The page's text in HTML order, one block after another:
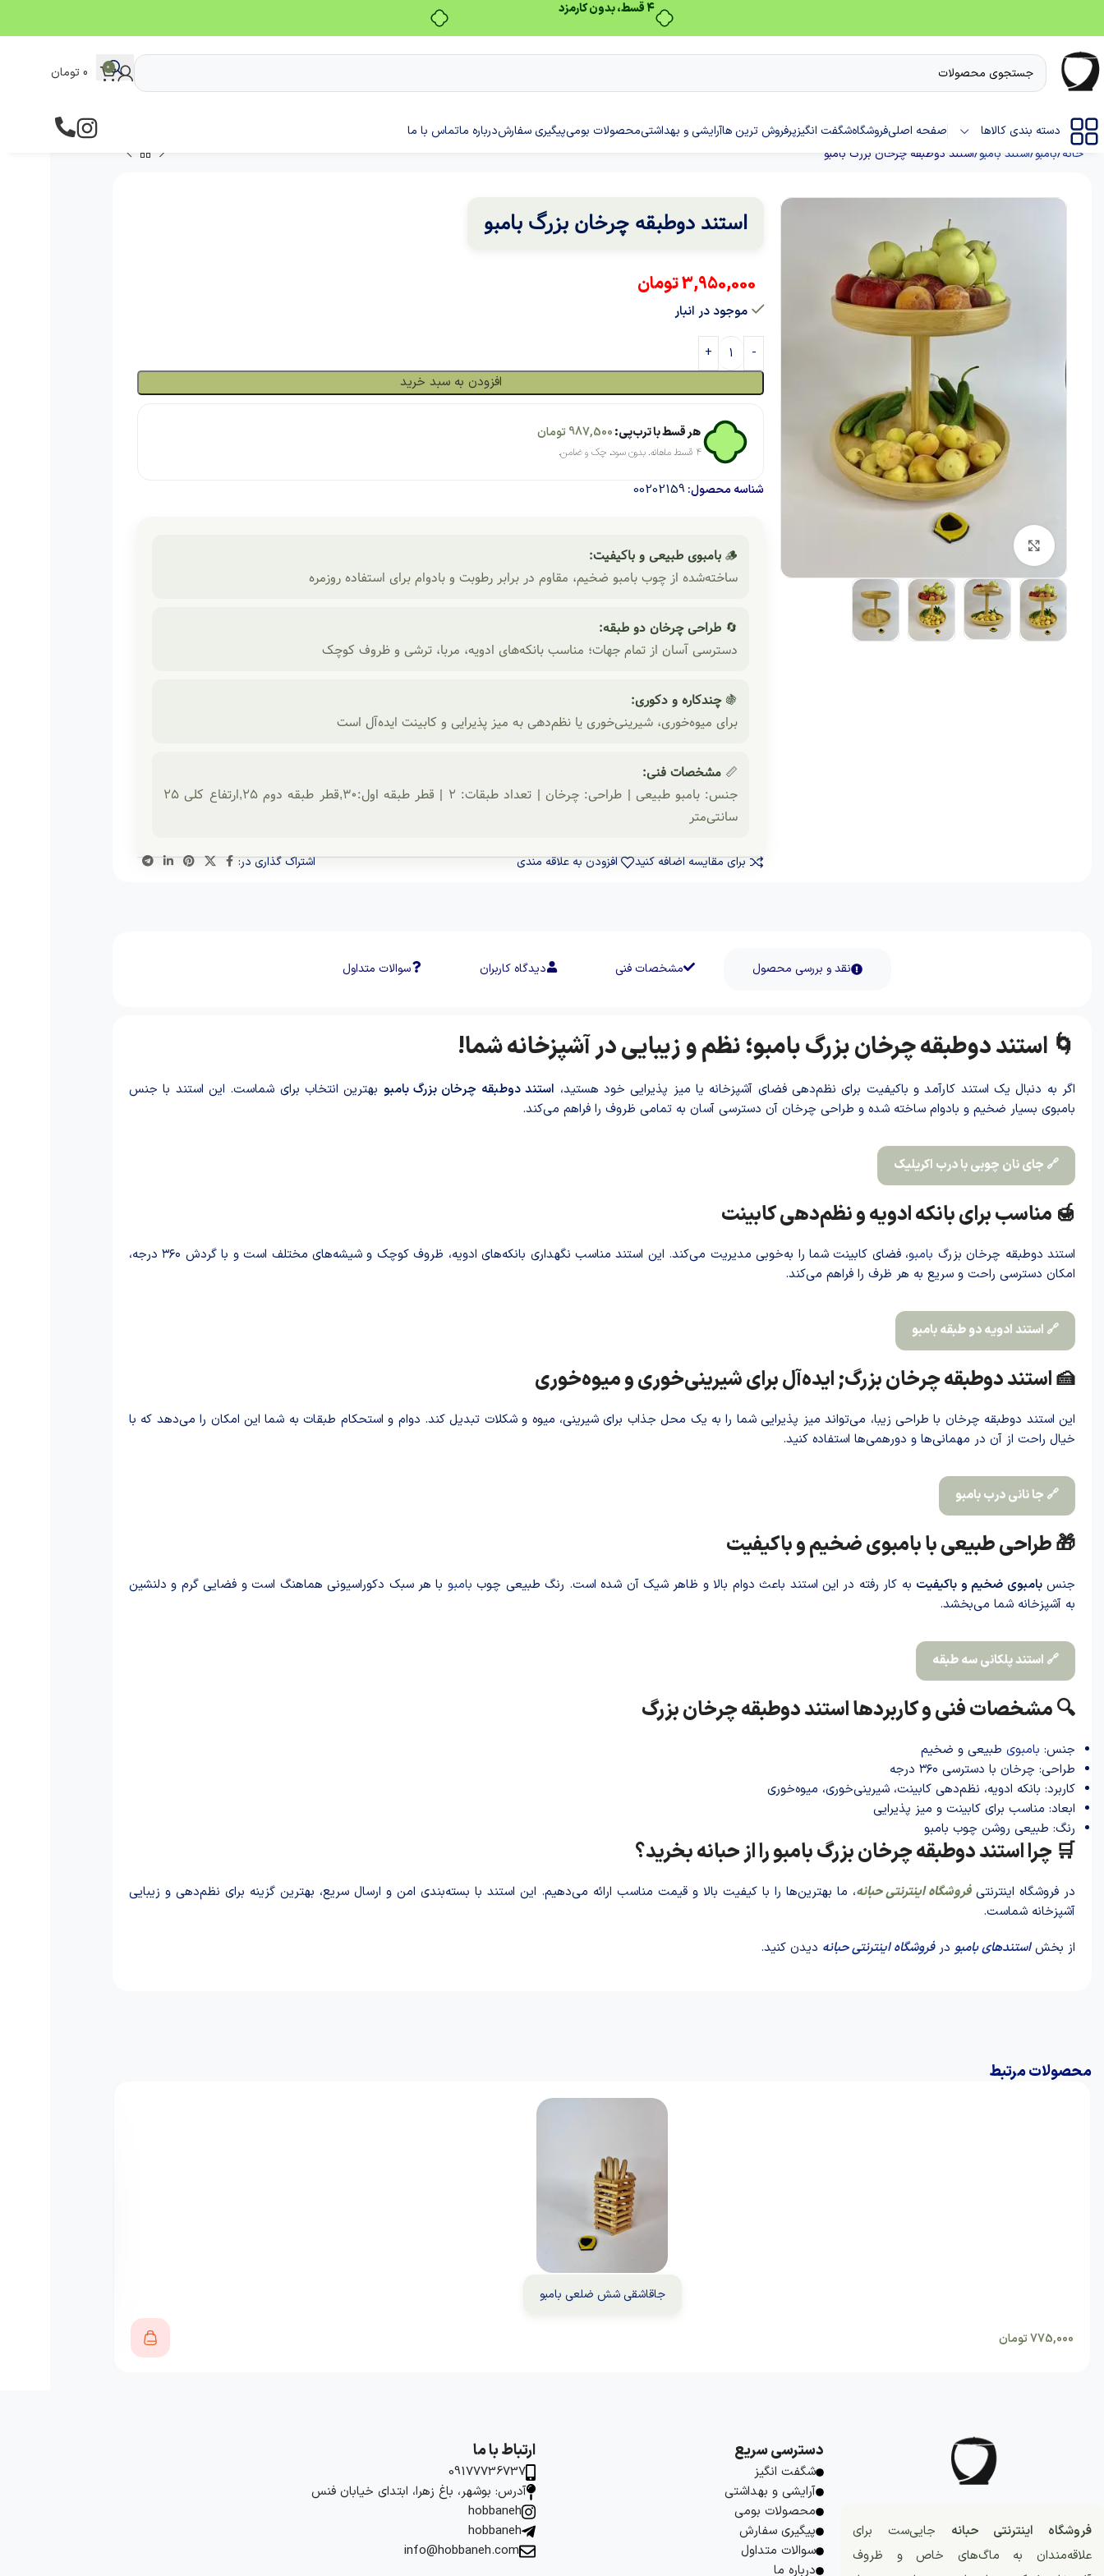
بدون ضامن، بدون سود
0
0 تومان
دسته بندی کالاها صفحه اصلیفروشگاهشگفت انگیزپرفروش ترین هاآرایشی و بهداشتیمحصولات بومیپیگیری سفارشدرباره ماتماس با ما
خانه بامبو استند بامبو استند دوطبقه چرخان بزرگ بامبو
برای بزرگنمایی کلیک کنید
استند دوطبقه چرخان بزرگ بامبو
3,950,000تومان
موجود در انبار
افزودن به سبد خرید
هر قسط با ترب‌پی:987,500تومان
۴ قسط ماهانه. بدون سود، چک و ضامن.
شناسه محصول: 00202159
🪵 بامبوی طبیعی و باکیفیت:
ساخته‌شده از چوب بامبو ضخیم، مقاوم در برابر رطوبت و بادوام برای استفاده روزمره
🔄 طراحی چرخان دو طبقه:
دسترسی آسان از تمام جهات؛ مناسب بانکه‌های ادویه، مربا، ترشی و ظروف کوچک
🍇چندکاره و دکوری:
برای میوه‌خوری، شیرینی‌خوری یا نظم‌دهی به میز پذیرایی و کابینت ایده‌آل است
📏 مشخصات فنی:
جنس: بامبو طبیعی | طراحی: چرخان | تعداد طبقات: 2 | قطر طبقه اول:30,قطر طبقه دوم 25,ارتفاع کلی 25
سانتی‌متر
برای مقایسه اضافه کنید افزودن به علاقه مندی اشتراک گذاری در:
نقد و بررسی محصول مشخصات فنی دیدگاه کاربران سوالات متداول
🌀 استند دوطبقه چرخان بزرگ بامبو؛ نظم و زیبایی در آشپزخانه شما!
اگر به دنبال یک استند کارآمد و باکیفیت برای نظم‌دهی فضای آشپزخانه یا میز پذیرایی خود هستید، استند دوطبقه چرخان بزرگ بامبو بهترین انتخاب برای شماست. این استند با جنس
بامبوی بسیار ضخیم و بادوام ساخته شده و طراحی چرخان آن دسترسی آسان به تمامی ظروف را فراهم می‌کند.
🔗 جای نان چوبی با درب اکریلیک
🍯 مناسب برای بانکه ادویه و نظم‌دهی کابینت
استند دوطبقه چرخان بزرگ بامبو
، فضای کابینت شما را به‌خوبی مدیریت می‌کند. این استند مناسب نگهداری بانکه‌های ادویه، ظروف کوچک و شیشه‌های مختلف است و با گردش ۳۶۰ درجه،
امکان دسترسی راحت و سریع به هر ظرف را فراهم می‌کند.
🔗 استند ادویه دو طبقه بامبو
🍰 استند دوطبقه چرخان بزرگ; ایده‌آل برای شیرینی‌خوری و میوه‌خوری
این استند دوطبقه چرخان با طراحی زیبا، می‌تواند میز پذیرایی شما را به یک محل جذاب برای شیرینی، میوه و شکلات تبدیل کند. دوام و استحکام طبقات به شما این امکان را می‌دهد که با
خیال راحت از آن در مهمانی‌ها و دورهمی‌ها استفاده کنید.
🔗 جا نانی درب بامبو
🎁 طراحی طبیعی با بامبوی ضخیم و باکیفیت
جنسبامبوی ضخیم و باکیفیت به کار رفته در این استند باعث دوام بالا و ظاهر شیک آن شده است. رنگ طبیعی چوب بامبو با هر سبک دکوراسیونی هماهنگ است و فضایی گرم و دلنشین
به آشپزخانه شما می‌بخشد.
🔗 استند پلکانی سه طبقه
🔍 مشخصات فنی و کاربردها استند دوطبقه چرخان بزرگ
جنس: بامبوی طبیعی و ضخیم
طراحی: چرخان با دسترسی ۳۶۰ درجه
کاربرد: بانکه ادویه، نظم‌دهی کابینت، شیرینی‌خوری، میوه‌خوری
ابعاد: مناسب برای کابینت و میز پذیرایی
رنگ: طبیعی روشن چوب بامبو
🛒 چرا استند دوطبقه چرخان بزرگ بامبو را از حبانه بخرید؟
در فروشگاه اینترنتیفروشگاه اینترنتی حبانه، ما بهترین‌ها را با کیفیت بالا و قیمت مناسب ارائه می‌دهیم. این استند با بسته‌بندی امن و ارسال سریع، بهترین گزینه برای نظم‌دهی و زیبایی
آشپزخانه شماست.
از بخشاستندهای بامبو درفروشگاه اینترنتی حبانه دیدن کنید.
محصولات مرتبط
جاقاشقی شش ضلعی بامبو
775,000تومان
فروشگاه اینترنتی حبانه جایی‌ست برای
علاقه‌مندان به ماگ‌های خاص و ظروف
دسترسی سریع
شگفت انگیز
آرایشی و بهداشتی
محصولات بومی
پیگیری سفارش
سوالات متداول
درباره ما
ارتباط با ما
09177736737
آدرس: بوشهر، باغ زهرا، ابتدای خیابان فنس
hobbaneh
hobbaneh
info@hobbaneh.com